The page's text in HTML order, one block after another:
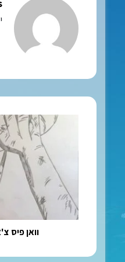
מתורגם
לעברית
וואן פיס צ'אפטר 965